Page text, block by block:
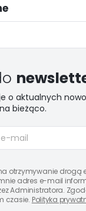
o aktualnych
bieżąco.
otrzymywanie drogą
adres e-mail
Administratora.
czasie. Polityka